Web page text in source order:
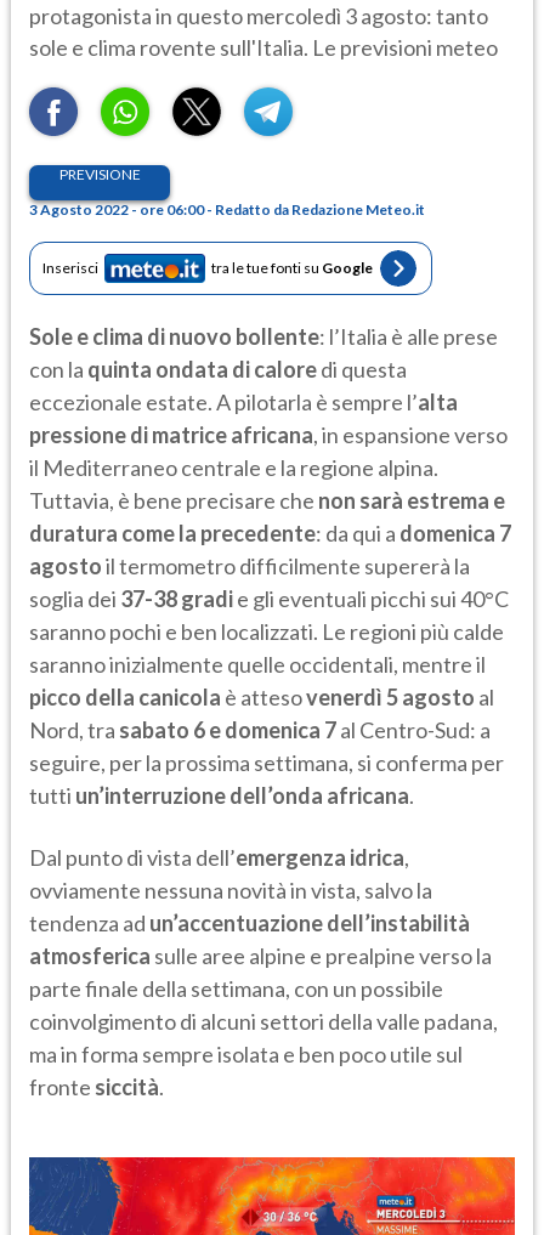
protagonista in questo mercoledì 3 agosto: tanto
sole e clima rovente sull'Italia. Le previsioni meteo
PREVISIONE
3 Agosto 2022 - ore 06:00 - Redatto da Redazione Meteo.it
Inserisci tra le tue fonti su Google
Sole e clima di nuovo bollente: l’Italia è alle prese
con la quinta ondata di caloredi questa
eccezionale estate. A pilotarla è sempre l’alta
pressione di matrice africana, in espansione verso
il Mediterraneo centrale e la regione alpina.
Tuttavia, è bene precisare che non sarà estrema e
duratura come la precedente: da qui a domenica 7
agostoil termometro difficilmente supererà la
soglia dei 37-38 gradie gli eventuali picchi sui 40°C
saranno pochi e ben localizzati. Le regioni più calde
saranno inizialmente quelle occidentali, mentre il
picco della canicola è attesovenerdì 5 agosto al
Nord, tra sabato 6 e domenica 7al Centro-Sud: a
seguire, per la prossima settimana, si conferma per
tutti un’interruzione dell’onda africana.
Dal punto di vista dell’emergenza idrica,
ovviamente nessuna novità in vista, salvo la
tendenza ad un’accentuazione dell’instabilità
atmosferica sulle aree alpine e prealpine verso la
parte finale della settimana, con un possibile
coinvolgimento di alcuni settori della valle padana,
ma in forma sempre isolata e ben poco utile sul
fronte siccità.